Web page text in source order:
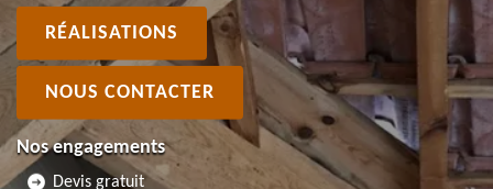
RÉALISATIONS
NOUS CONTACTER
Nos engagements
Devis gratuit